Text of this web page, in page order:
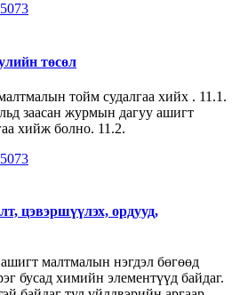
төсөл
тойм судалгаа хийх . 11.1.
заасан журмын дагуу ашигт
хийж болно. 11.2.
цэвэршүүлэх, ордууд,
малтмалын нэгдэл бөгөөд
бусад химийн элементүүд байдаг.